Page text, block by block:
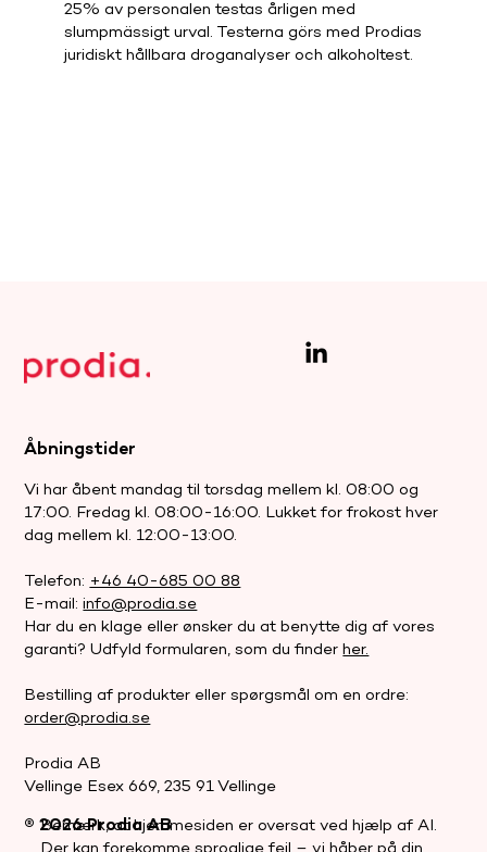
25% av personalen testas årligen med
slumpmässigt urval. Testerna görs med Prodias
juridiskt hållbara droganalyser och alkoholtest.
® 2026 Prodia AB
Åbningstider
Vi har åbent mandag til torsdag mellem kl. 08:00 og
17:00. Fredag kl. 08:00-16:00. Lukket for frokost hver
dag mellem kl. 12:00-13:00.
Telefon: +46 40-685 00 88
E-mail:info@prodia.se
Har du en klage eller ønsker du at benytte dig af vores
garanti? Udfyld formularen, som du finderher.
Bestilling af produkter eller spørgsmål om en ordre:
order@prodia.se
Prodia AB
Vellinge Esex 669, 235 91 Vellinge
Bemærk, at hjemmesiden er oversat ved hjælp af AI.
Der kan forekomme sproglige fejl – vi håber på din